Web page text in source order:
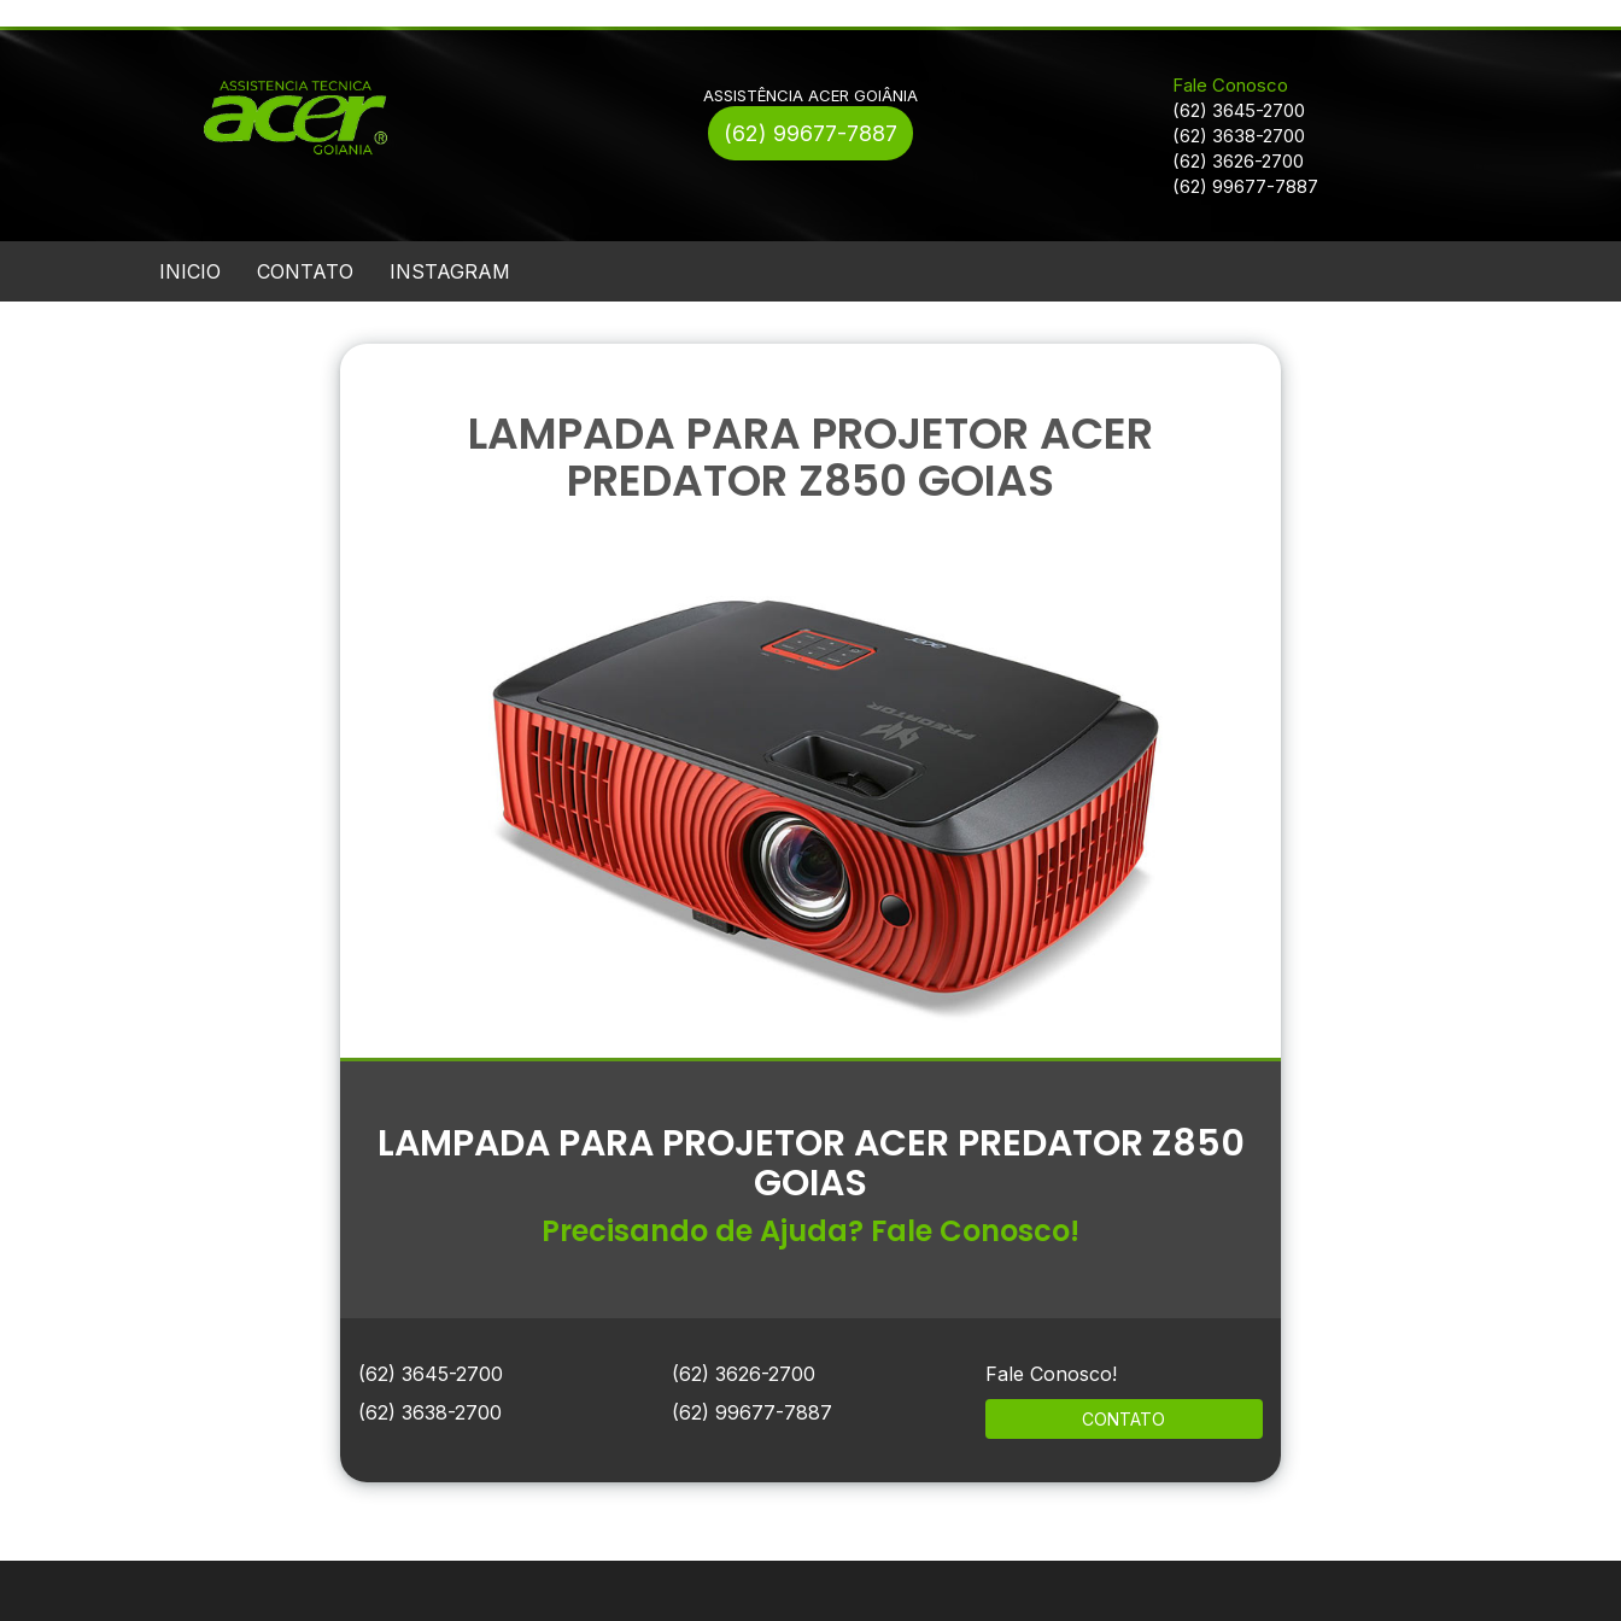
ASSISTÊNCIA ACER GOIÂNIA
(62) 99677-7887
Fale Conosco
(62) 3645-2700
(62) 3638-2700
(62) 3626-2700
(62) 99677-7887
INICIO CONTATO INSTAGRAM
LAMPADA PARA PROJETOR ACER
PREDATOR Z850 GOIAS
LAMPADA PARA PROJETOR ACER PREDATOR Z850
GOIAS
Precisando de Ajuda? Fale Conosco!
(62) 3645-2700
(62) 3638-2700
(62) 3626-2700
(62) 99677-7887
Fale Conosco!
CONTATO